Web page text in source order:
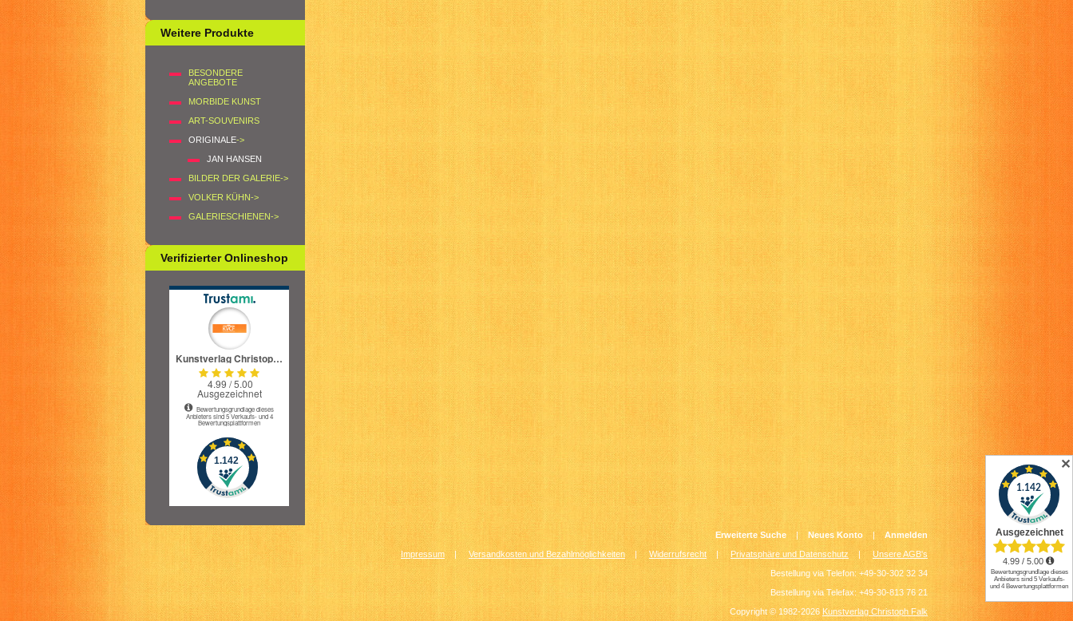
Weitere Produkte
BESONDERE
ANGEBOTE
MORBIDE KUNST
ART-SOUVENIRS
ORIGINALE->
JAN HANSEN
BILDER DER GALERIE->
VOLKER KÜHN->
GALERIESCHIENEN->
Verifizierter Onlineshop
Erweiterte Suche | Neues Konto | Anmelden
Impressum | Versandkosten und Bezahlmöglichkeiten|Widerrufsrecht | Privatsphäre und Datenschutz |Unsere AGB's
Bestellung via Telefon: +49-30-302 32 34
Bestellung via Telefax: +49-30-813 76 21
Copyright © 1982-2026 Kunstverlag Christoph Falk
✕